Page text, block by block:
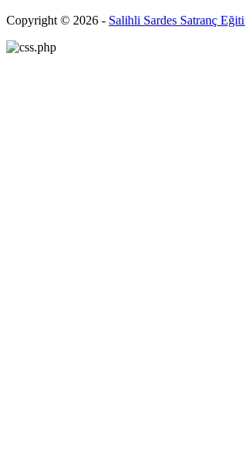
Copyright © 2026 - Salihli Sardes Satranç